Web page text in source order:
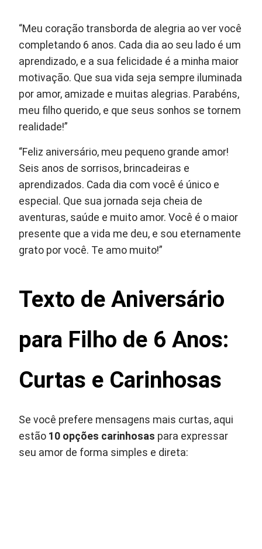
“Meu coração transborda de alegria ao ver você
completando 6 anos. Cada dia ao seu lado é um
aprendizado, e a sua felicidade é a minha maior
motivação. Que sua vida seja sempre iluminada
por amor, amizade e muitas alegrias. Parabéns,
meu filho querido, e que seus sonhos se tornem
realidade!”
“Feliz aniversário, meu pequeno grande amor!
Seis anos de sorrisos, brincadeiras e
aprendizados. Cada dia com você é único e
especial. Que sua jornada seja cheia de
aventuras, saúde e muito amor. Você é o maior
presente que a vida me deu, e sou eternamente
grato por você. Te amo muito!”
Texto de Aniversário
para Filho de 6 Anos:
Curtas e Carinhosas
Se você prefere mensagens mais curtas, aqui
estão 10 opções carinhosas para expressar
seu amor de forma simples e direta: